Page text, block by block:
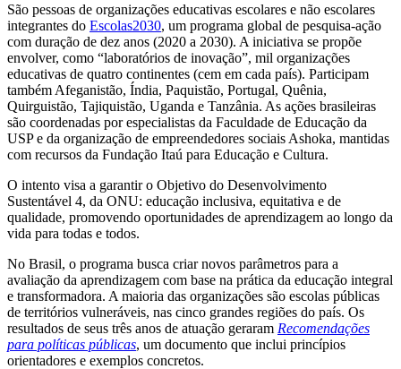
São pessoas de organizações educativas escolares e não escolares
integrantes do Escolas2030, um programa global de pesquisa-ação
com duração de dez anos (2020 a 2030). A iniciativa se propõe
envolver, como “laboratórios de inovação”, mil organizações
educativas de quatro continentes (cem em cada país). Participam
também Afeganistão, Índia, Paquistão, Portugal, Quênia,
Quirguistão, Tajiquistão, Uganda e Tanzânia. As ações brasileiras
são coordenadas por especialistas da Faculdade de Educação da
USP e da organização de empreendedores sociais Ashoka, mantidas
com recursos da Fundação Itaú para Educação e Cultura.
O intento visa a garantir o Objetivo do Desenvolvimento
Sustentável 4, da ONU: educação inclusiva, equitativa e de
qualidade, promovendo oportunidades de aprendizagem ao longo da
vida para todas e todos.
No Brasil, o programa busca criar novos parâmetros para a
avaliação da aprendizagem com base na prática da educação integral
e transformadora. A maioria das organizações são escolas públicas
de territórios vulneráveis, nas cinco grandes regiões do país. Os
resultados de seus três anos de atuação geraram Recomendações
para políticas públicas, um documento que inclui princípios
orientadores e exemplos concretos.